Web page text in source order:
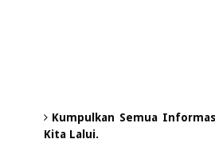
Kumpulkan Semua
Kita Lalui.